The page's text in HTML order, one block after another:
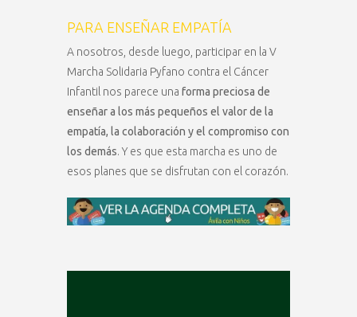
PARA ENSEÑAR EMPATÍA
A nosotros, desde luego, participar en la V
Marcha Solidaria Pyfano contra el Cáncer
Infantil nos parece una forma preciosa de
enseñar a los más pequeños el valor de la
empatía, la colaboración y el compromiso con
los demás. Y es que esta marcha es uno de
esos planes que se disfrutan con el corazón.